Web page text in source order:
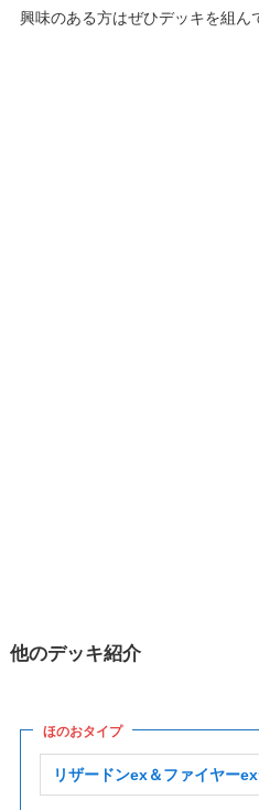
興味のある方はぜひデッキを組ん
他のデッキ紹介
ほのおタイプ
リザードンex＆ファイヤー